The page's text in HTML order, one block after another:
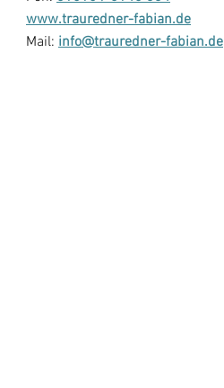
www.trauredner-fabian.de
Mail: info@trauredner-fabian.de